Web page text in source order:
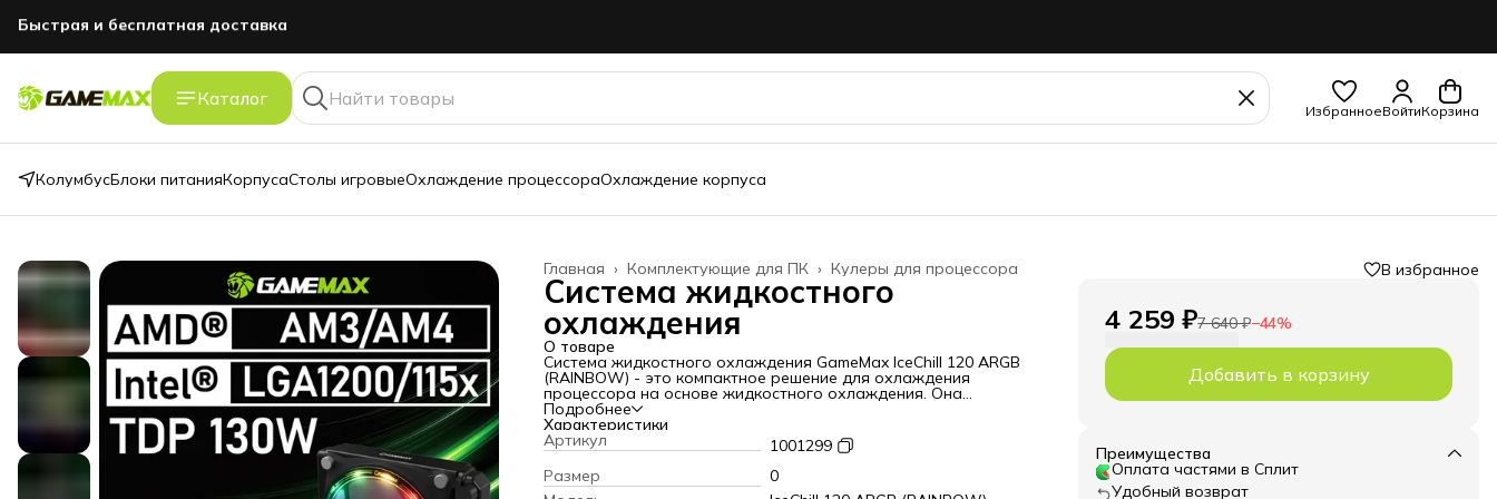
GAMEMAXПЕРВЫЙ промокод -5% на первый заказ
Каталог
ИзбранноеВойтиКорзина
КолумбусБлоки питанияКорпусаСтолы игровыеОхлаждение процессораОхлаждение корпуса
Кулеры для процессора
Комплектующие для ПК ›
Главная ›
Система жидкостного
охлаждения
О товаре
Система жидкостного охлаждения GameMax IceChill 120 ARGB
(RAINBOW) - это компактное решение для охлаждения
процессора на основе жидкостного охлаждения. Она
обеспечивает эффективное охлаждение процессора
благодаря наличию радиатора, вентилятора и насоса,
работающего по принципу перекачивания жидкости через
систему.
Основные характеристики:
Совместимость - 1150/1151/1155/1156/1200/1366/2011/2011-V3
Подробнее
Характеристики
Артикул
1001299
Размер
0
В избранное
4 259 ₽7 640 ₽−44%
Добавить в корзину
Преимущества
Оплата частями в Сплит
Удобный возврат